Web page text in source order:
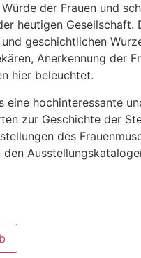
der Frauen und
heutigen Gesellschaft.
geschichtlichen
Anerkennung der
hier beleuchtet.
eine hochinteressante
zur Geschichte der
des